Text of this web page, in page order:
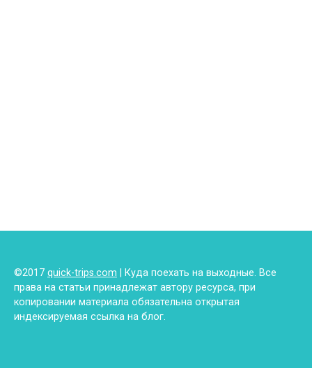
©2017 quick-trips.com | Куда поехать на выходные. Все
права на статьи принадлежат автору ресурса, при
копировании материала обязательна открытая
индексируемая ссылка на блог.